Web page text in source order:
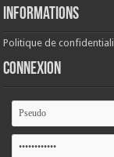
Informations
Politique de
Connexion